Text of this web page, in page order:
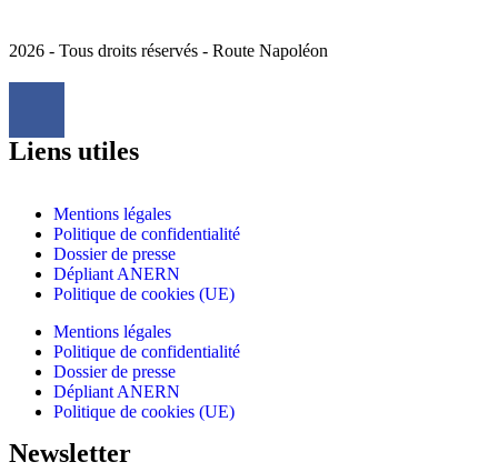
2026 - Tous droits réservés - Route Napoléon
Liens utiles
Mentions légales
Politique de confidentialité
Dossier de presse
Dépliant ANERN
Politique de cookies (UE)
Mentions légales
Politique de confidentialité
Dossier de presse
Dépliant ANERN
Politique de cookies (UE)
Newsletter